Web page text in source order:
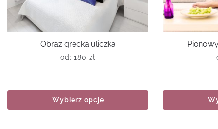
Obraz grecka uliczka
od: 180 zł
Wybierz opcje